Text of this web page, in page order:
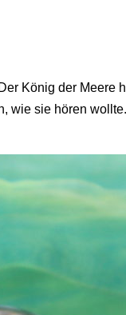
König der Meere
wie sie hören